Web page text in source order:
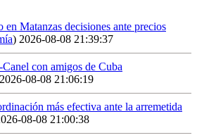
Matanzas decisiones ante precios
) 2026-08-08 21:39:37
con amigos de Cuba
2026-08-08 21:06:19
más efectiva ante la arremetida
08-08 21:00:38